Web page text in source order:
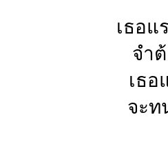
เธอแ
จำ
เธ
จะท